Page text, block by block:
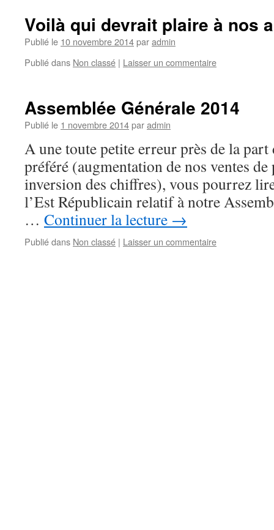
Voilà qui devrait plaire à nos
Publié le 10 novembre 2014paradmin
Publié dans Non classé | Laisser un commentaire
Assemblée Générale 2014
Publié le 1 novembre 2014paradmin
A une toute petite erreur près de la
préféré (augmentation de nos ventes
inversion des chiffres), vous pourrez
l’Est Républicain relatif à notre
… Continuer la lecture →
Publié dans Non classé | Laisser un commentaire